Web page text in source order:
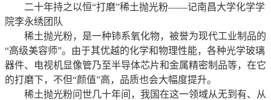
二十年持之以恒“打磨”稀土抛光粉——记南昌大学化学学
院李永绣团队
稀土抛光粉，是一种铈系氧化物，被誉为现代工业制品的
“高级美容师”。由于其优越的化学和物理性能，各种光学玻璃
器件、电视机显像管乃至半导体芯片和金属精密制品等，在它
的打磨下，不但“颜值”高，品质也会大幅度提升。
稀土抛光粉问世几十年间，我国在这一领域从无到有、从